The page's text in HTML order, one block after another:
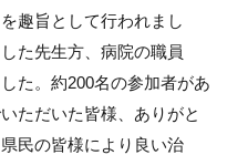
趣旨として行われまし
た先生方、病院の職員
た。約200名の参加者があ
ただいた皆様、ありがと
民の皆様により良い治